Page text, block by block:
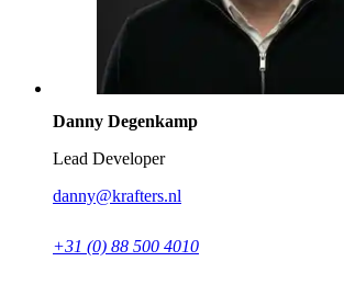
Danny Degenkamp
Lead Developer
danny@krafters.nl
+31 (0) 88 500 4010